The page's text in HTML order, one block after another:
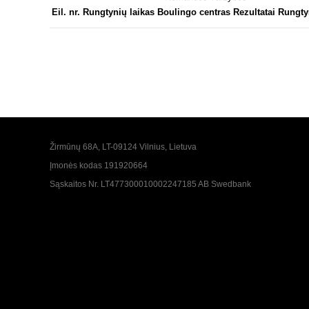
Eil. nr. Rungtynių laikas Boulingo centras Rezultatai
Žirmūnų 68A, LT-09124 Vilnius, Lietuva
Įmonės kodas 191920664
Sąskaitos Nr. LT477300010002247185 AB Swedbank